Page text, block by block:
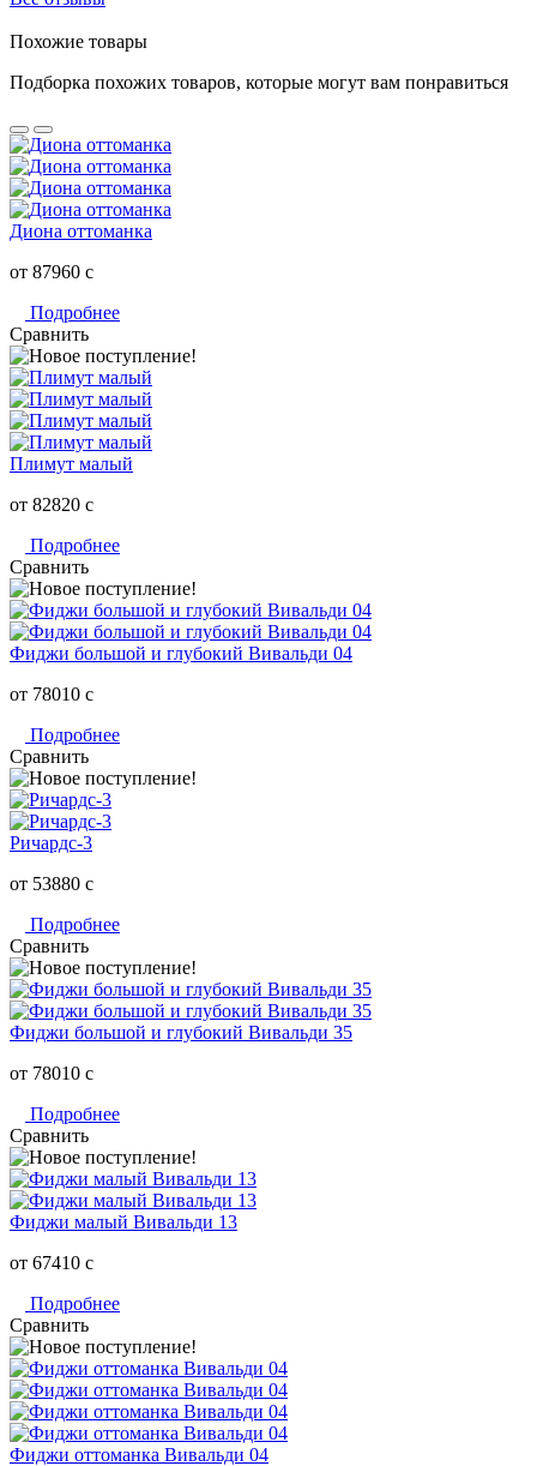
Похожие товары
Подборка похожих товаров, которые могут вам понравиться
Диона оттоманка
от 87960 c
Подробнее
Сравнить
Плимут малый
от 82820 c
Подробнее
Сравнить
Фиджи большой и глубокий Вивальди 04
от 78010 c
Подробнее
Сравнить
Ричардс-3
от 53880 c
Подробнее
Сравнить
Фиджи большой и глубокий Вивальди 35
от 78010 c
Подробнее
Сравнить
Фиджи малый Вивальди 13
от 67410 c
Подробнее
Сравнить
Фиджи оттоманка Вивальди 04